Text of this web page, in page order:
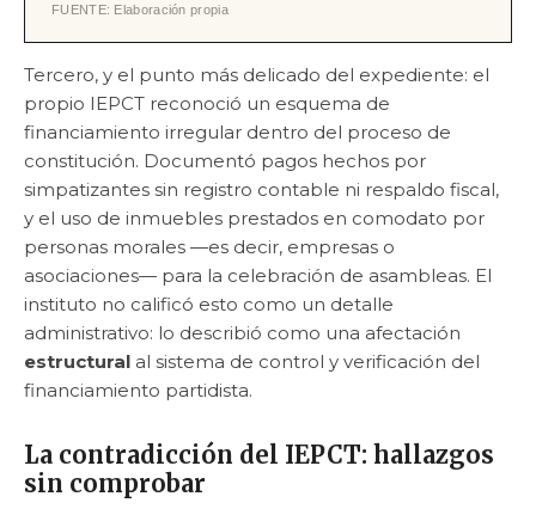
pronunciarse de oficio al resolver el registro.
FUENTE: Elaboración propia
Tercero, y el punto más delicado del expediente: el
propio IEPCT reconoció un esquema de
financiamiento irregular dentro del proceso de
constitución. Documentó pagos hechos por
simpatizantes sin registro contable ni respaldo fiscal,
y el uso de inmuebles prestados en comodato por
personas morales —es decir, empresas o
asociaciones— para la celebración de asambleas. El
instituto no calificó esto como un detalle
administrativo: lo describió como una afectación
estructural al sistema de control y verificación del
financiamiento partidista.
La contradicción del IEPCT: hallazgos
sin comprobar